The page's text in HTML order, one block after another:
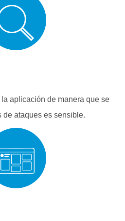
aplicación de manera que se
de ataques es sensible.